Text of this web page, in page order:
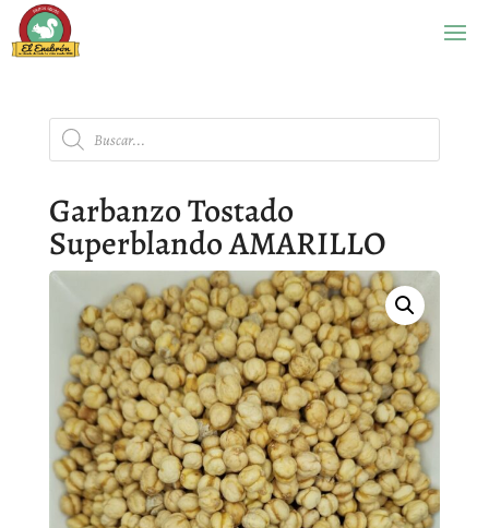
Búsqueda
de
productos
Garbanzo Tostado
Superblando AMARILLO